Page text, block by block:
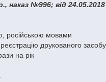
наказ №996; від
російською мовами
друкованого
на рік